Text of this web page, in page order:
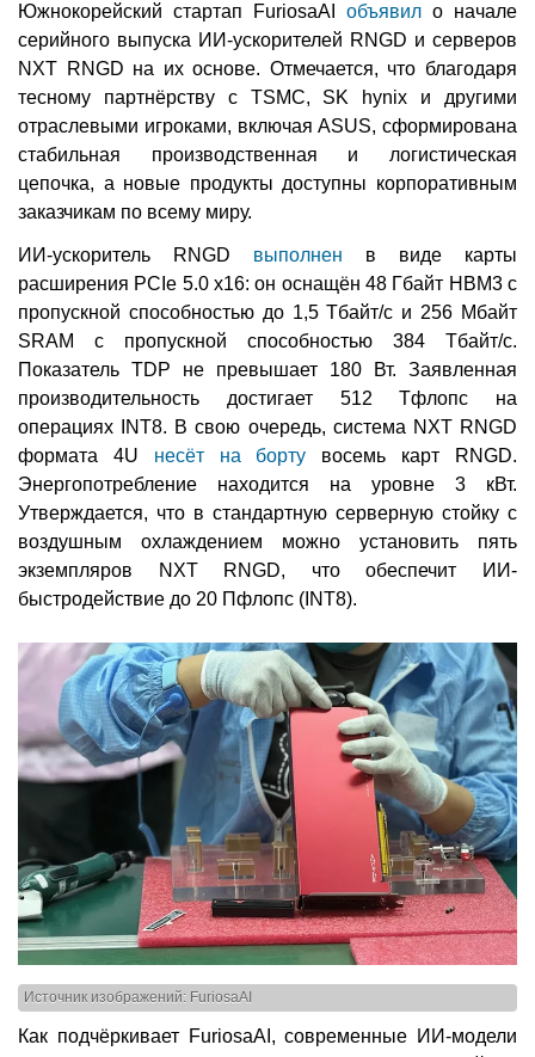
Южнокорейский стартап FuriosaAI объявил о начале
серийного выпуска ИИ-ускорителей RNGD и серверов
NXT RNGD на их основе. Отмечается, что благодаря
тесному партнёрству с TSMC, SK hynix и другими
отраслевыми игроками, включая ASUS, сформирована
стабильная производственная и логистическая
цепочка, а новые продукты доступны корпоративным
заказчикам по всему миру.
ИИ-ускоритель RNGD выполнен в виде карты
расширения PCIe 5.0 x16: он оснащён 48 Гбайт HBM3 с
пропускной способностью до 1,5 Тбайт/с и 256 Мбайт
SRAM с пропускной способностью 384 Тбайт/с.
Показатель TDP не превышает 180 Вт. Заявленная
производительность достигает 512 Тфлопс на
операциях INT8. В свою очередь, система NXT RNGD
формата 4U несёт на борту восемь карт RNGD.
Энергопотребление находится на уровне 3 кВт.
Утверждается, что в стандартную серверную стойку с
воздушным охлаждением можно установить пять
экземпляров NXT RNGD, что обеспечит ИИ-
быстродействие до 20 Пфлопс (INT8).
Источник изображений: FuriosaAI
Как подчёркивает FuriosaAI, современные ИИ-модели